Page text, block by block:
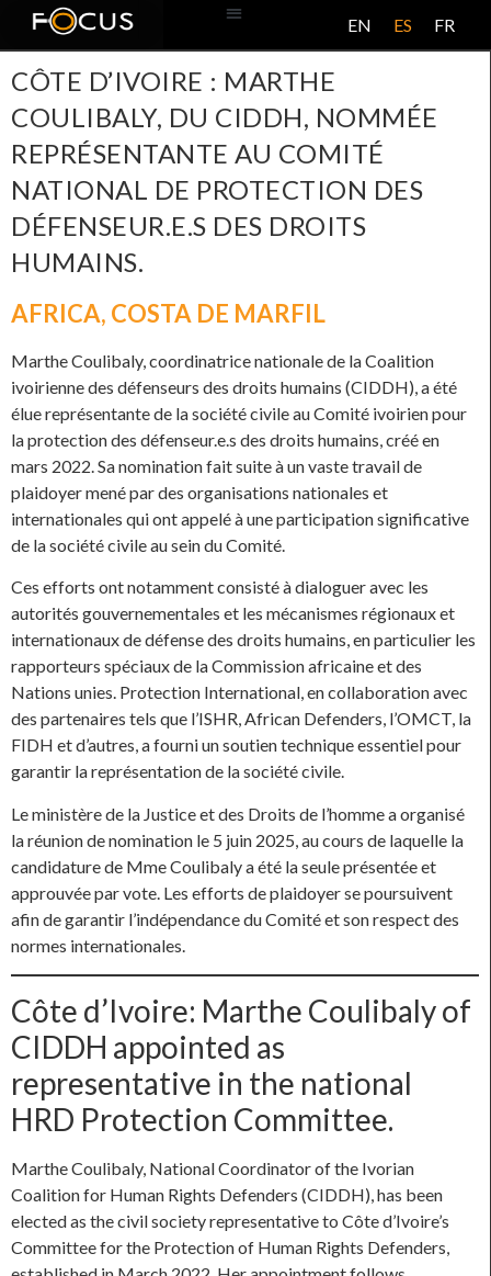
EN ES FR
CÔTE D’IVOIRE : MARTHE
COULIBALY, DU CIDDH, NOMMÉE
REPRÉSENTANTE AU COMITÉ
NATIONAL DE PROTECTION DES
DÉFENSEUR.E.S DES DROITS
HUMAINS.
AFRICA, COSTA DE MARFIL
Marthe Coulibaly, coordinatrice nationale de la Coalition
ivoirienne des défenseurs des droits humains (CIDDH), a été
élue représentante de la société civile au Comité ivoirien pour
la protection des défenseur.e.s des droits humains, créé en
mars 2022. Sa nomination fait suite à un vaste travail de
plaidoyer mené par des organisations nationales et
internationales qui ont appelé à une participation significative
de la société civile au sein du Comité.
Ces efforts ont notamment consisté à dialoguer avec les
autorités gouvernementales et les mécanismes régionaux et
internationaux de défense des droits humains, en particulier les
rapporteurs spéciaux de la Commission africaine et des
Nations unies. Protection International, en collaboration avec
des partenaires tels que l’ISHR, African Defenders, l’OMCT, la
FIDH et d’autres, a fourni un soutien technique essentiel pour
garantir la représentation de la société civile.
Le ministère de la Justice et des Droits de l’homme a organisé
la réunion de nomination le 5 juin 2025, au cours de laquelle la
candidature de Mme Coulibaly a été la seule présentée et
approuvée par vote. Les efforts de plaidoyer se poursuivent
afin de garantir l’indépendance du Comité et son respect des
normes internationales.
Côte d’Ivoire: Marthe Coulibaly of
CIDDH appointed as
representative in the national
HRD Protection Committee.
Marthe Coulibaly, National Coordinator of the Ivorian
Coalition for Human Rights Defenders (CIDDH), has been
elected as the civil society representative to Côte d’Ivoire’s
Committee for the Protection of Human Rights Defenders,